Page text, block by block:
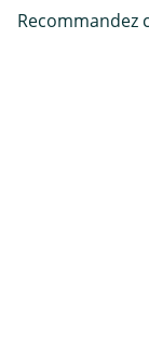
Recommandez